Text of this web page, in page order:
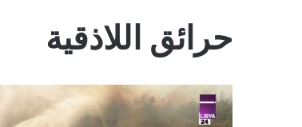
حرائق اللاذقية